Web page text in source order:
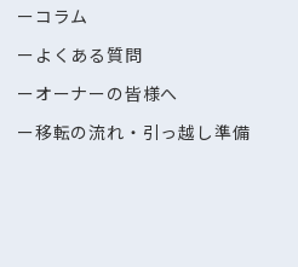
コラム
よくある質問
オーナーの皆様へ
移転の流れ・引っ越し準備